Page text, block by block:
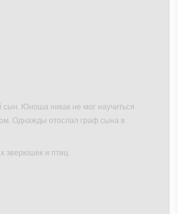
Юноша никак не мог научиться
Однажды отослал граф сына в
зверюшек и птиц.